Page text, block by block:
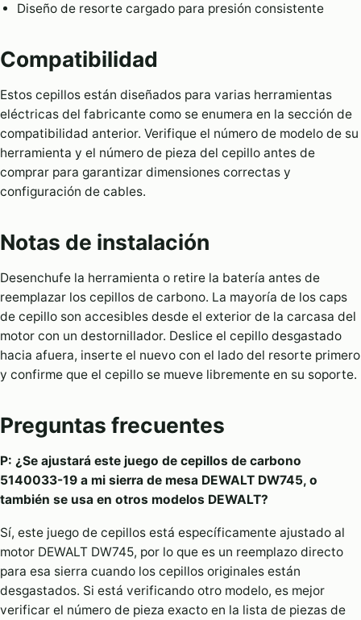
Diseño de resorte cargado para presión consistente
Compatibilidad
Estos cepillos están diseñados para varias herramientas
eléctricas del fabricante como se enumera en la sección de
compatibilidad anterior. Verifique el número de modelo de su
herramienta y el número de pieza del cepillo antes de
comprar para garantizar dimensiones correctas y
configuración de cables.
Notas de instalación
Desenchufe la herramienta o retire la batería antes de
reemplazar los cepillos de carbono. La mayoría de los caps
de cepillo son accesibles desde el exterior de la carcasa del
motor con un destornillador. Deslice el cepillo desgastado
hacia afuera, inserte el nuevo con el lado del resorte primero
y confirme que el cepillo se mueve libremente en su soporte.
Preguntas frecuentes
P: ¿Se ajustará este juego de cepillos de carbono
5140033-19 a mi sierra de mesa DEWALT DW745, o
también se usa en otros modelos DEWALT?
Sí, este juego de cepillos está específicamente ajustado al
motor DEWALT DW745, por lo que es un reemplazo directo
para esa sierra cuando los cepillos originales están
desgastados. Si está verificando otro modelo, es mejor
verificar el número de pieza exacto en la lista de piezas de